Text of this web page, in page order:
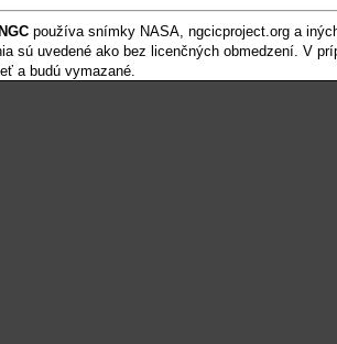
NGC používa snímky NASA, ngcicproject.org a
sú uvedené ako bez licenčných obmedzení. V
a budú vymazané.